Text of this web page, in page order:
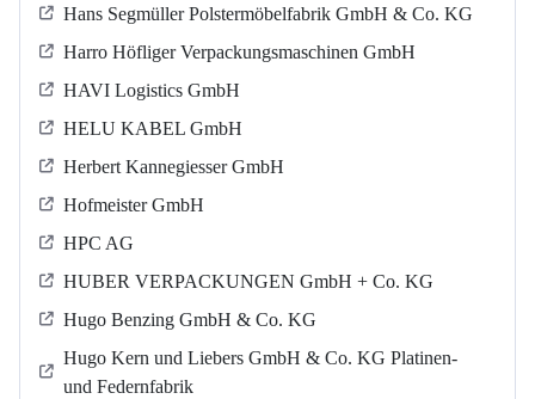
Hans Segmüller Polstermöbelfabrik GmbH & Co. KG
Harro Höfliger Verpackungsmaschinen GmbH
HAVI Logistics GmbH
HELU KABEL GmbH
Herbert Kannegiesser GmbH
Hofmeister GmbH
HPC AG
HUBER VERPACKUNGEN GmbH + Co. KG
Hugo Benzing GmbH & Co. KG
Hugo Kern und Liebers GmbH & Co. KG Platinen-
und Federnfabrik